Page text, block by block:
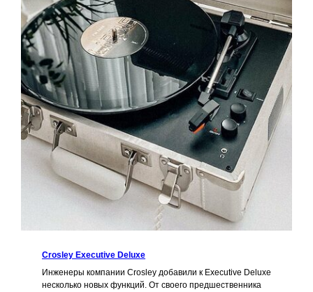
Crosley Executive Deluxe
Инженеры компании Crosley добавили к Executive Deluxe
несколько новых функций. От своего предшественника